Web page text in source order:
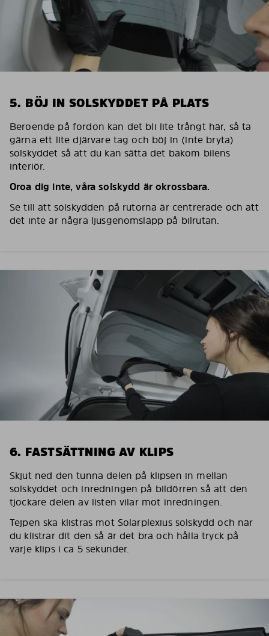
5. BÖJ IN SOLSKYDDET PÅ PLATS
Beroende på fordon kan det bli lite trångt här, så ta
gärna ett lite djärvare tag och böj in (inte bryta)
solskyddet så att du kan sätta det bakom bilens
interiör.
Oroa dig inte, våra solskydd är okrossbara.
Se till att solskydden på rutorna är centrerade och att
det inte är några ljusgenomsläpp på bilrutan.
6. FASTSÄTTNING AV KLIPS
Skjut ned den tunna delen på klipsen in mellan
solskyddet och inredningen på bildörren så att den
tjockare delen av listen vilar mot inredningen.
Tejpen ska klistras mot Solarplexius solskydd och när
du klistrar dit den så är det bra och hålla tryck på
varje klips i ca 5 sekunder.